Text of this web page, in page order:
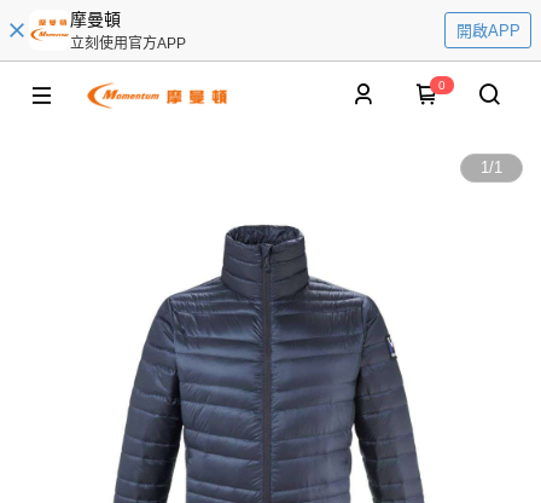
摩曼頓
立刻使用官方APP
開啟APP
0
1/1